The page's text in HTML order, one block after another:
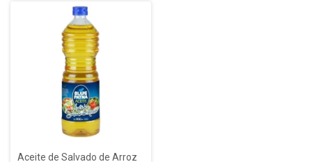
Aceite de Salvado de Arroz